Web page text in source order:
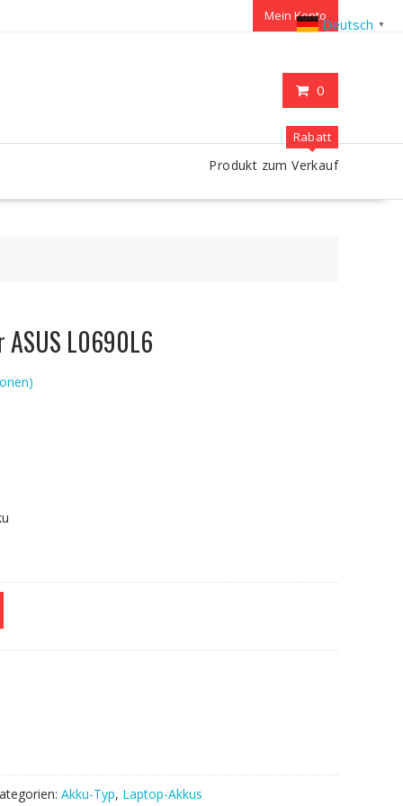
Mein Konto
0
Rabatt
Produkt zum Verkauf
ASUS L0690L6
Akku-Typ, Laptop-Akkus
Deutsch ▼